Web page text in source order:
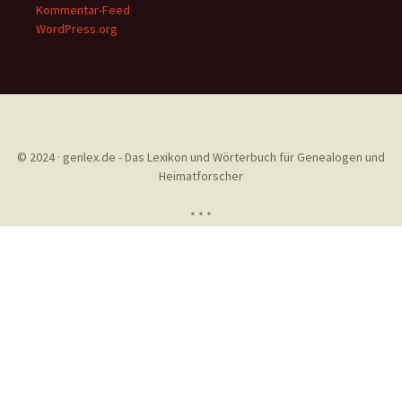
Kommentar-Feed
WordPress.org
© 2024 · genlex.de - Das Lexikon und Wörterbuch für Genealogen und
Heimatforscher
* * *